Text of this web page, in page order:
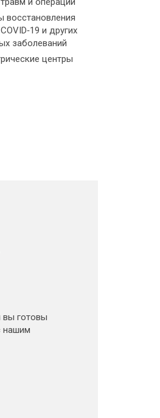
восстановления
и других
заболеваний
центры
вы готовы
нашим